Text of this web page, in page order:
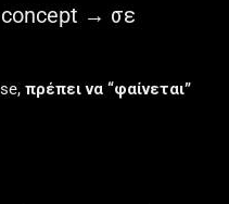
→ σε
πρέπει να “φαίνεται”